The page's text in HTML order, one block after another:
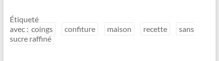
Étiqueté
avec : coings confiture maison recette
sans
sucre raffiné